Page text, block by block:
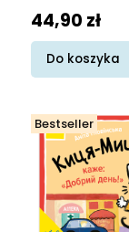
Cena
44,90 zł
Do koszyka
Bestseller